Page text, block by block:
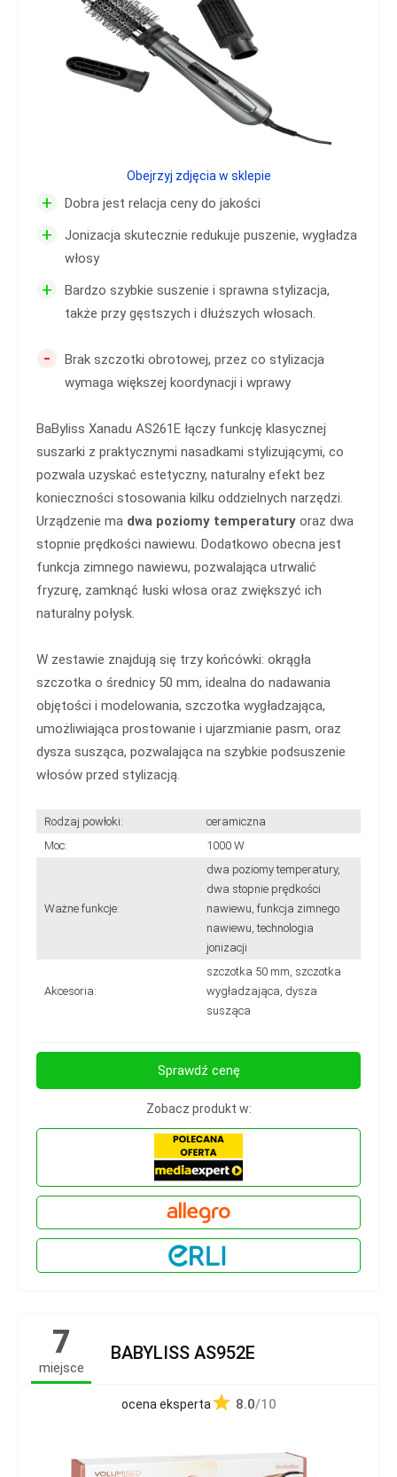
+ Dobra jest relacja ceny do jakości
+
Jonizacja skutecznie redukuje puszenie, wygładza
włosy
+
Bardzo szybkie suszenie i sprawna stylizacja,
także przy gęstszych i dłuższych włosach.
-
Brak szczotki obrotowej, przez co stylizacja
wymaga większej koordynacji i wprawy
BaByliss Xanadu AS261E łączy funkcję klasycznej
suszarki z praktycznymi nasadkami stylizującymi, co
pozwala uzyskać estetyczny, naturalny efekt bez
konieczności stosowania kilku oddzielnych narzędzi.
Urządzenie ma dwa poziomy temperatury oraz dwa
stopnie prędkości nawiewu. Dodatkowo obecna jest
funkcja zimnego nawiewu, pozwalająca utrwalić
fryzurę, zamknąć łuski włosa oraz zwiększyć ich
naturalny połysk.
W zestawie znajdują się trzy końcówki: okrągła
szczotka o średnicy 50 mm, idealna do nadawania
objętości i modelowania, szczotka wygładzająca,
umożliwiająca prostowanie i ujarzmianie pasm, oraz
dysza susząca, pozwalająca na szybkie podsuszenie
włosów przed stylizacją.
Rodzaj powłoki:
ceramiczna
Moc:
1000 W
Ważne funkcje:
dwa poziomy temperatury,
dwa stopnie prędkości
nawiewu, funkcja zimnego
nawiewu, technologia
jonizacji
Akcesoria:
szczotka 50 mm, szczotka
wygładzająca, dysza
susząca
Obejrzyj zdjęcia w sklepie
Sprawdź cenę
Zobacz produkt w:
7
miejsce
BABYLISS AS952E
ocena eksperta 8.0/10